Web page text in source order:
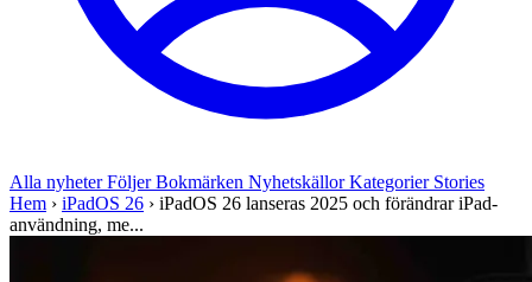
Alla nyheterFöljerBokmärken NyhetskällorKategorier Stories
Hem › iPadOS 26 › iPadOS 26 lanseras 2025 och förändrar iPad-
användning, me...